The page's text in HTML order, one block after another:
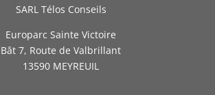
SARL Télos Conseils
Europarc Sainte Victoire
Bât 7, Route de Valbrillant
13590 MEYREUIL